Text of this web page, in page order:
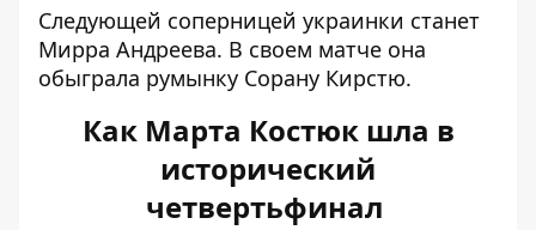
Следующей соперницей украинки станет
Мирра Андреева. В своем матче она
обыграла румынку Сорану Кирстю.
Как Марта Костюк шла в
исторический
четвертьфинал